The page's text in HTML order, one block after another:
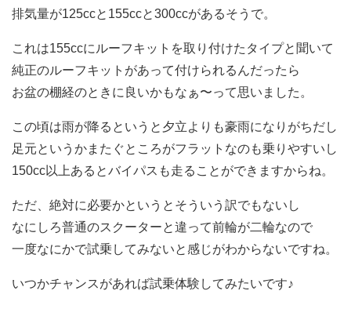
排気量が125ccと155ccと300ccがあるそうで。
これは155ccにルーフキットを取り付けたタイプと聞いて
純正のルーフキットがあって付けられるんだったら
お盆の棚経のときに良いかもなぁ〜って思いました。
この頃は雨が降るというと夕立よりも豪雨になりがちだし
足元というかまたぐところがフラットなのも乗りやすいし
150cc以上あるとバイパスも走ることができますからね。
ただ、絶対に必要かというとそういう訳でもないし
なにしろ普通のスクーターと違って前輪が二輪なので
一度なにかで試乗してみないと感じがわからないですね。
いつかチャンスがあれば試乗体験してみたいです♪